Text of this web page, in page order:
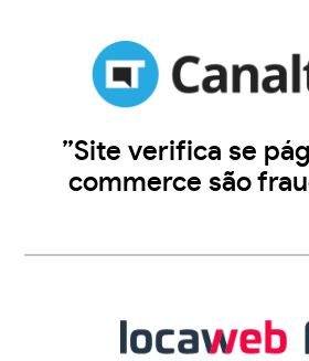
”Site verifica se
commerce são